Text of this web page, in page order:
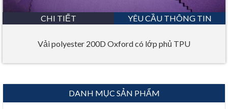
CHI TIẾT YÊU CẦU THÔNG TIN
Vải polyester 200D Oxford có lớp phủ TPU
DANH MỤC SẢN PHẨM